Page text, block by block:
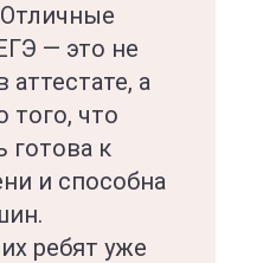
— это не
а
того, что
к
и способна
ребят уже